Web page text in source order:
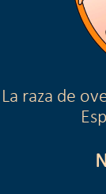
La raza de